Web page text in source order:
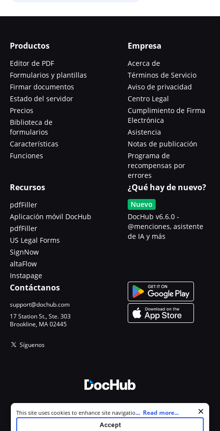
Productos
Editor de PDF
Formularios y plantillas
Firmar documentos
Estado del servidor
Precios
Biblioteca de
formularios
Características
Funciones
Empresa
Acerca de
Términos de Servicio
Aviso de privacidad
Centro Legal
Cumplimiento de Firma
Electrónica
Asistencia
Notas de publicación
Programa de
recompensas por
errores
Recursos
pdfFiller
Aplicación móvil DocHub
pdfFiller
US Legal Forms
SignNow
altaFlow
Instapage
¿Qué hay de nuevo?
Nuevo
DocHub v6.6.0 -
@menciones, asistente
de IA y más
Contáctanos
support@dochub.com
17 Station St., Ste. 303
Brookline, MA 02445
Síguenos
Todos los derechos reservados.
Cookie consent notice
This site uses cookies to enhance site navigation and personalize
your experience. By using this site you agree to our use of cookies as
... Read more...
Accept